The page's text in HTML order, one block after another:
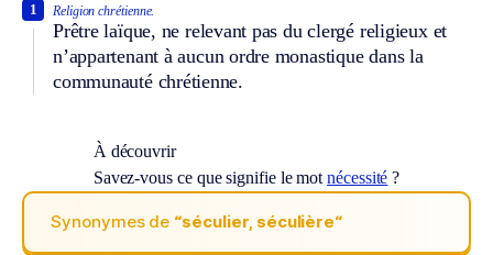
Religion chrétienne.
Prêtre laïque, ne relevant pas du clergé religieux et
n’appartenant à aucun ordre monastique dans la
communauté chrétienne.
1
À découvrir
Savez-vous ce que signifie le motnécessité ?
Synonymes de “séculier, séculière“